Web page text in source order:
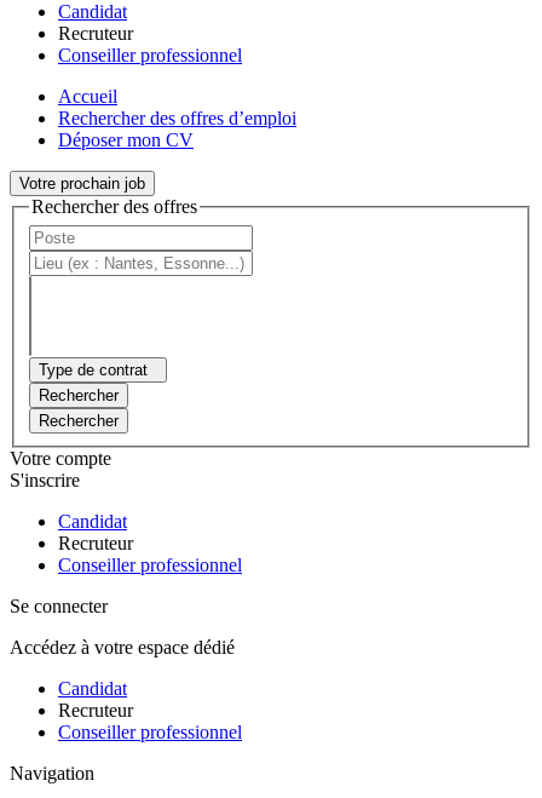
Candidat
Recruteur
Conseiller professionnel
Accueil
Rechercher des offres d’emploi
Déposer mon CV
Votre prochain job
Rechercher des offres
Type de contrat
Rechercher
Rechercher
Votre compte
S'inscrire
Candidat
Recruteur
Conseiller professionnel
Se connecter
Accédez à votre espace dédié
Candidat
Recruteur
Conseiller professionnel
Navigation